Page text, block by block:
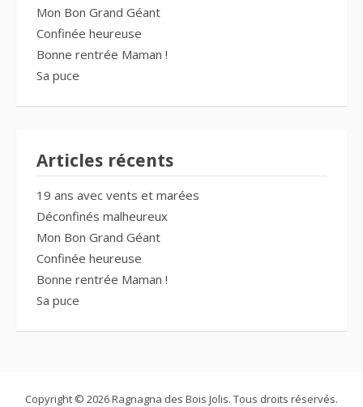
Mon Bon Grand Géant
Confinée heureuse
Bonne rentrée Maman !
Sa puce
Articles récents
19 ans avec vents et marées
Déconfinés malheureux
Mon Bon Grand Géant
Confinée heureuse
Bonne rentrée Maman !
Sa puce
Copyright © 2026 Ragnagna des Bois Jolis. Tous droits réservés.